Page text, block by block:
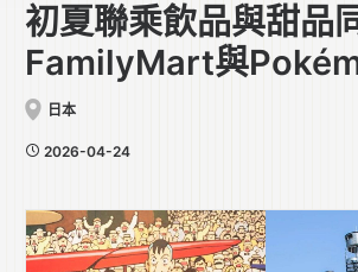
初夏聯乘飲品與甜品
FamilyMart與
合作
日本
2026-04-24